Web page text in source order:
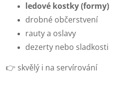
ledové kostky (formy)
drobné občerstvení
rauty a oslavy
dezerty nebo sladkosti
👉 skvělý i na servírování